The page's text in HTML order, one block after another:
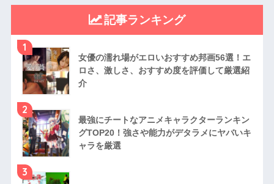
記事ランキング
1
女優の濡れ場がエロいおすすめ邦画56選！エ
ロさ、激しさ、おすすめ度を評価して厳選紹
介
2
最強にチートなアニメキャラクターランキン
グTOP20！強さや能力がデタラメにヤバいキ
ャラを厳選
3